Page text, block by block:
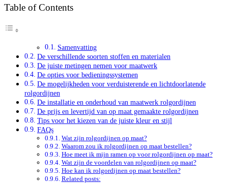
Table of Contents
Samenvatting
De verschillende soorten stoffen en materialen
De juiste metingen nemen voor maatwerk
De opties voor bedieningssystemen
De mogelijkheden voor verduisterende en lichtdoorlatende
rolgordijnen
De installatie en onderhoud van maatwerk rolgordijnen
De prijs en levertijd van op maat gemaakte rolgordijnen
Tips voor het kiezen van de juiste kleur en stijl
FAQs
Wat zijn rolgordijnen op maat?
Waarom zou ik rolgordijnen op maat bestellen?
Hoe meet ik mijn ramen op voor rolgordijnen op maat?
Wat zijn de voordelen van rolgordijnen op maat?
Hoe kan ik rolgordijnen op maat bestellen?
Related posts: